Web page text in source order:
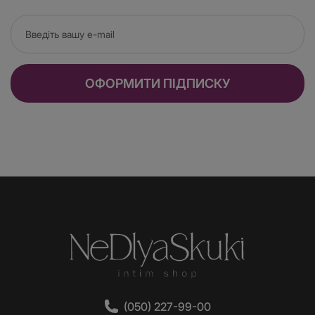
досвідчений "гравець". Як ми знаємо, анальні
пробки – чудовий тренажер перед повноцінним
анальним сексом із партнером. Для тих, кого
іграшками середнього розміру. В ідеалі,
розширення ануса, що дорівнює діаметру члена
партнера, має збуджувати та приносити приємні
відчуття у процесі стимуляції.
Анальна металева пробка – це не тільки приємно,
ОФОРМИТИ ПІДПИСКУ
(050) 227-99-00